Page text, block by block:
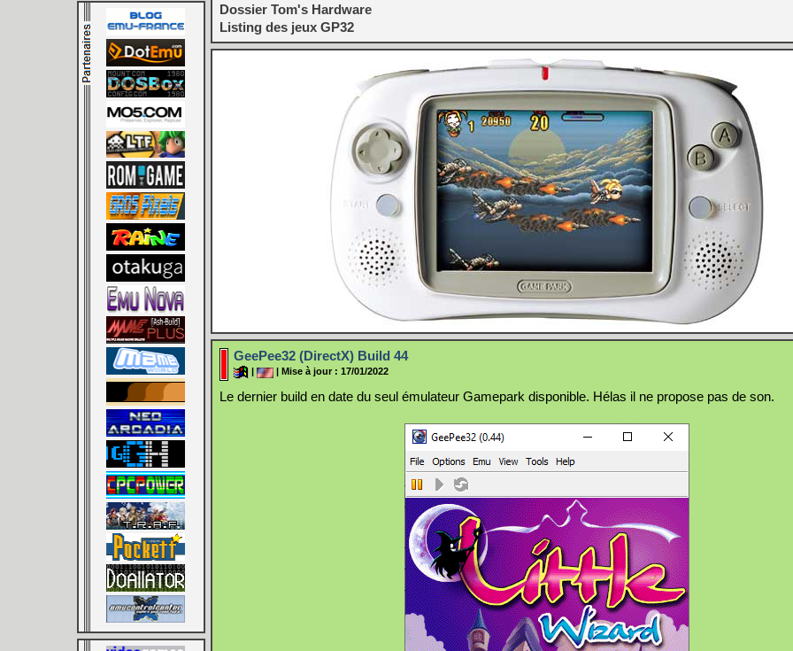
[Mo5] Deux inédits du
[GK] Le beat'em up The
[GK] Endless Legend 2 :
[LS] [PS5] Le WebKit
[GK] Oubliez Crazy Taxi,
[LS] [Switch] NSZ 5.0.0
[GK] Bethesda fête les 30
Dossier Tom's Hardware
Listing des jeux GP32
GeePee32 (DirectX) Build 44
| Mise à jour : 17/01/2022
Le dernier build en date du seul émulateur Gamepark disponible. Hélas il ne propose pas de son.